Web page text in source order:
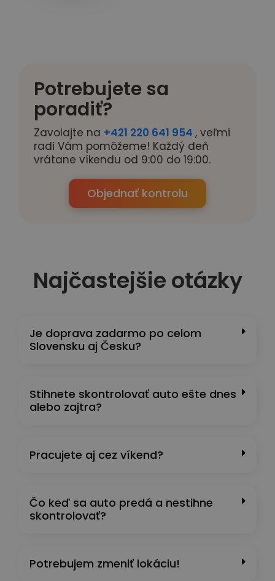
Potrebujete sa
poradiť?
Zavolajte na +421 220 641 954 , veľmi
radi Vám pomôžeme! Každý deň
vrátane víkendu od 9:00 do 19:00.
Objednať kontrolu
Najčastejšie otázky
Je doprava zadarmo po celom
Slovensku aj Česku?
Stihnete skontrolovať auto ešte dnes
alebo zajtra?
Pracujete aj cez víkend?
Čo keď sa auto predá a nestihne
skontrolovať?
Potrebujem zmeniť lokáciu!